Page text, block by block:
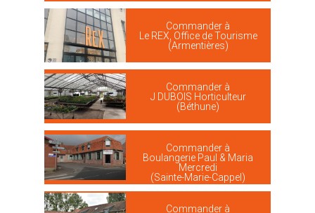
Commander à
Le REX, Office de Tourisme
(Armentières)
Commander à
J DUBOIS Horticulteur
(Béthune)
Commander à
Boulangerie Paul & Maria
Mercredi
(Sainte-Marie-Cappel)
Commander à